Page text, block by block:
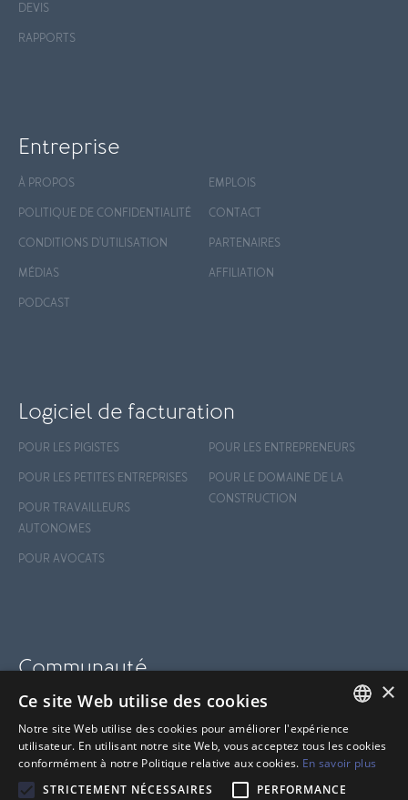
DEVIS
RAPPORTS
Entreprise
À PROPOS
POLITIQUE DE CONFIDENTIALITÉ
CONDITIONS D'UTILISATION
MÉDIAS
PODCAST
EMPLOIS
CONTACT
PARTENAIRES
AFFILIATION
Logiciel de facturation
POUR LES PIGISTES
POUR LES PETITES ENTREPRISES
POUR TRAVAILLEURS
AUTONOMES
POUR AVOCATS
POUR LES ENTREPRENEURS
POUR LE DOMAINE DE LA
CONSTRUCTION
Communauté
BLOGUE
SUPPORT
CENTRE D'AIDE
FRENCH
ANGLAIS
×
Ce site Web utilise des cookies
Notre site Web utilise des cookies pour améliorer l'expérience
utilisateur. En utilisant notre site Web, vous acceptez tous les cookies
conformément à notre Politique relative aux cookies. En savoir plus
STRICTEMENT NÉCESSAIRES
PERFORMANCE